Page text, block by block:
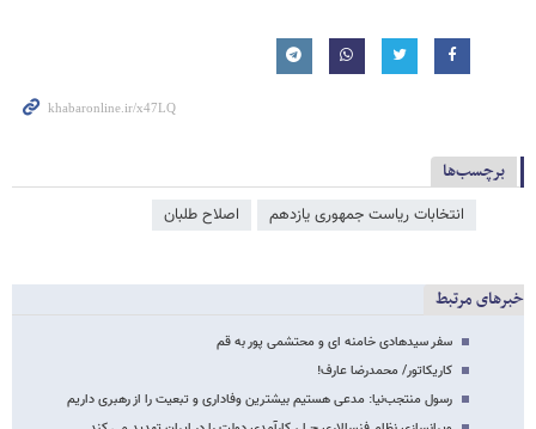
برچسب‌ها
انتخابات ریاست جمهوری یازدهم اصلاح طلبان
خبرهای مرتبط
سفر سیدهادی خامنه ای و محتشمی پور به قم
کاریکاتور/ محمدرضا عارف!
رسول منتجب‌نیا: مدعی هستیم بیشترین وفاداری و تبعیت را از رهبری داریم